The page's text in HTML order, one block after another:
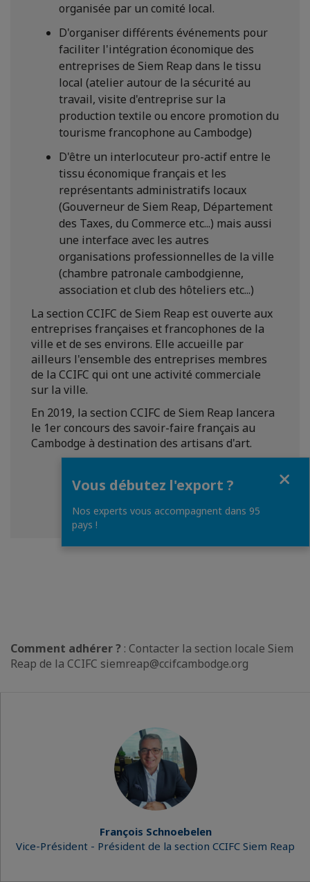
organisée par un comité local.
D'organiser différents événements pour
faciliter l'intégration économique des
entreprises de Siem Reap dans le tissu
local (atelier autour de la sécurité au
travail, visite d'entreprise sur la
production textile ou encore promotion du
tourisme francophone au Cambodge)
D'être un interlocuteur pro-actif entre le
tissu économique français et les
représentants administratifs locaux
(Gouverneur de Siem Reap, Département
des Taxes, du Commerce etc...) mais aussi
une interface avec les autres
organisations professionnelles de la ville
(chambre patronale cambodgienne,
association et club des hôteliers etc...)
La section CCIFC de Siem Reap est ouverte aux
entreprises françaises et francophones de la
ville et de ses environs. Elle accueille par
ailleurs l'ensemble des entreprises membres
de la CCIFC qui ont une activité commerciale
sur la ville.
En 2019, la section CCIFC de Siem Reap lancera
le 1er concours des savoir-faire français au
Cambodge à destination des artisans d'art.
Comment adhérer ? : Contacter la section locale Siem
Reap de la CCIFC siemreap@ccifcambodge.org
François Schnoebelen
Vice-Président - Président de la section CCIFC Siem Reap
Vous débutez l'export ?
Nos experts vous accompagnent dans 95
pays !